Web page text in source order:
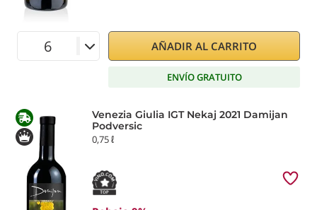
AÑADIR AL CARRITO
ENVÍO GRATUITO
Venezia Giulia IGT Nekaj 2021 Damijan
Podversic
0,75 ℓ